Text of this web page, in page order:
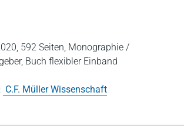
592 Seiten, Monographie /
Buch flexibler Einband
C.F. Müller Wissenschaft